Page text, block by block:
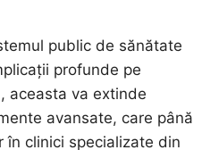
public de sănătate
profunde pe
aceasta va extinde
avansate, care până
în clinici specializate din